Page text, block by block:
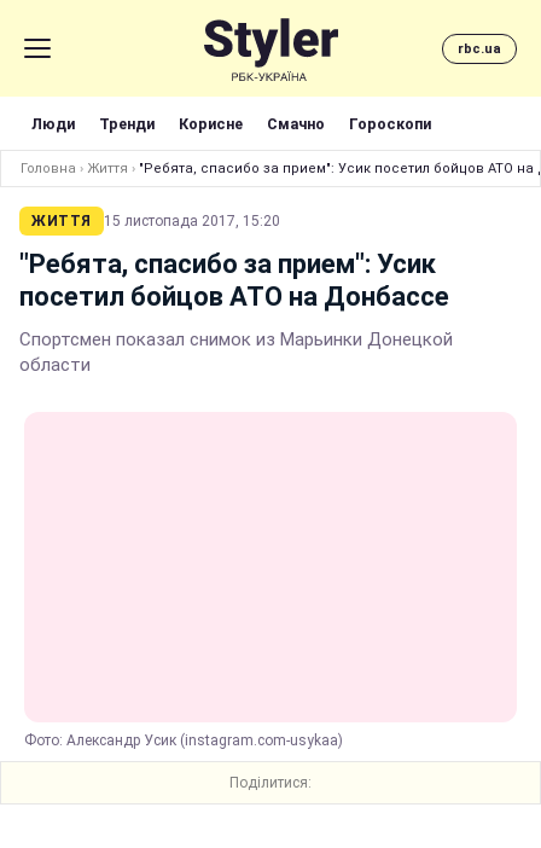
rbc.ua
Люди Тренди Корисне Смачно Гороскопи
Головна › Життя › "Ребята, спасибо за прием": Усик посетил бойцов АТО
ЖИТТЯ 15 листопада 2017, 15:20
"Ребята, спасибо за прием": Усик
посетил бойцов АТО на Донбассе
Спортсмен показал снимок из Марьинки Донецкой
области
Фото: Александр Усик (instagram.com-usykaa)
Поділитися: